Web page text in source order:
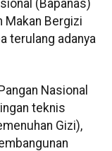
(Bapanas)
Makan Bergizi
terulang adanya
Nasional
teknis
Gizi),